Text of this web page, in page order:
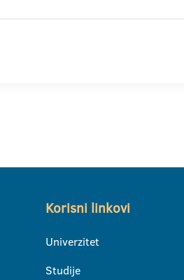
Korisni linkovi
Univerzitet
Studije